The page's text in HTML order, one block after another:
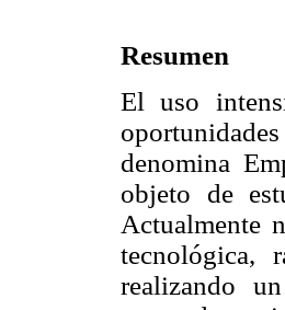
Resumen
El uso
denomina
objeto de
Actualmente
tecnológica,
realizando